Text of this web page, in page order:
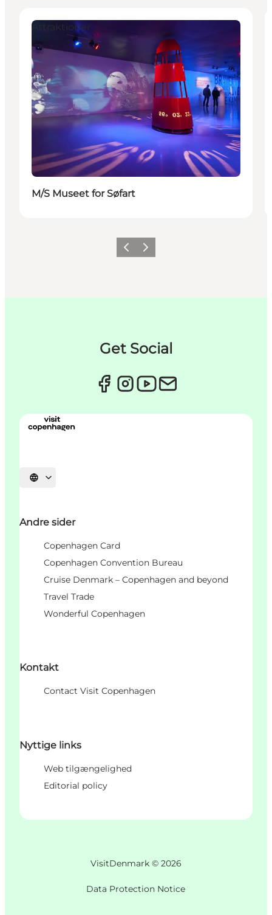
Attraktioner
M/S Museet for Søfart
ForrigeNeste
Get Social
Velg språk
Andre sider
Copenhagen Card
Copenhagen Convention Bureau
Cruise Denmark – Copenhagen and beyond
Travel Trade
Wonderful Copenhagen
Kontakt
Contact Visit Copenhagen
Nyttige links
Web tilgængelighed
Editorial policy
VisitDenmark © 2026
Data Protection Notice